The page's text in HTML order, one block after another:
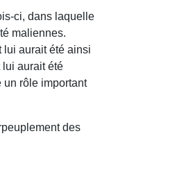
ci, dans laquelle
maliennes.
lui aurait été ainsi
lui aurait été
un rôle important
des